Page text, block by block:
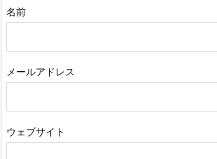
名前
メールアドレス
ウェブサイト